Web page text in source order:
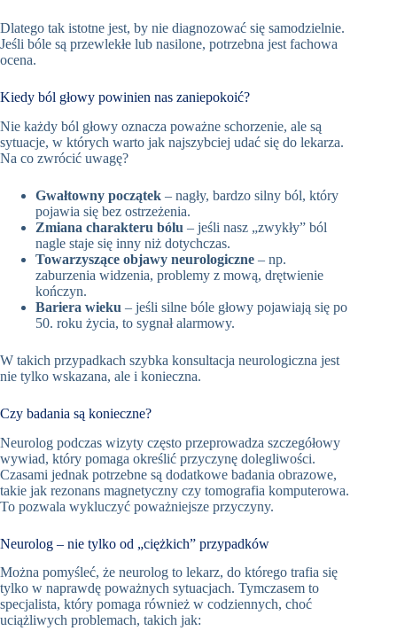
Dlatego tak istotne jest, by nie diagnozować się samodzielnie.
Jeśli bóle są przewlekłe lub nasilone, potrzebna jest fachowa
ocena.
Kiedy ból głowy powinien nas zaniepokoić?
Nie każdy ból głowy oznacza poważne schorzenie, ale są
sytuacje, w których warto jak najszybciej udać się do lekarza.
Na co zwrócić uwagę?
Gwałtowny początek – nagły, bardzo silny ból, który
pojawia się bez ostrzeżenia.
Zmiana charakteru bólu – jeśli nasz „zwykły” ból
nagle staje się inny niż dotychczas.
Towarzyszące objawy neurologiczne – np.
zaburzenia widzenia, problemy z mową, drętwienie
kończyn.
Bariera wieku – jeśli silne bóle głowy pojawiają się po
50. roku życia, to sygnał alarmowy.
W takich przypadkach szybka konsultacja neurologiczna jest
nie tylko wskazana, ale i konieczna.
Czy badania są konieczne?
Neurolog podczas wizyty często przeprowadza szczegółowy
wywiad, który pomaga określić przyczynę dolegliwości.
Czasami jednak potrzebne są dodatkowe badania obrazowe,
takie jak rezonans magnetyczny czy tomografia komputerowa.
To pozwala wykluczyć poważniejsze przyczyny.
Neurolog – nie tylko od „ciężkich” przypadków
Można pomyśleć, że neurolog to lekarz, do którego trafia się
tylko w naprawdę poważnych sytuacjach. Tymczasem to
specjalista, który pomaga również w codziennych, choć
uciążliwych problemach, takich jak: